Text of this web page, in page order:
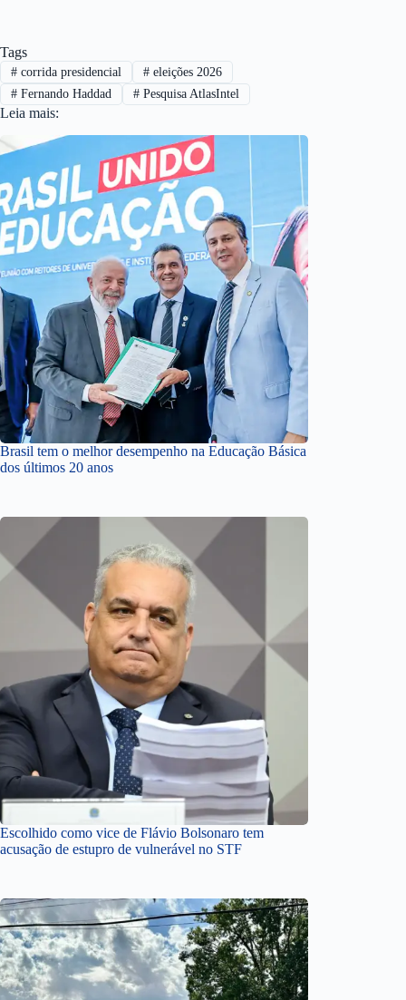
Tags
#corrida presidencial #eleições 2026
#Fernando Haddad #Pesquisa AtlasIntel
Leia mais:
Brasil tem o melhor desempenho na Educação Básica
dos últimos 20 anos
Escolhido como vice de Flávio Bolsonaro tem
acusação de estupro de vulnerável no STF